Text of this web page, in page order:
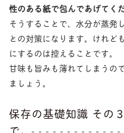
性のある紙で包んであげてくだ
そうすることで、水分が蒸発
との対策になります。けれど
にするのは控えることです。
甘味も旨みも薄れてしまうの
ましょう。
保存の基礎知識 その